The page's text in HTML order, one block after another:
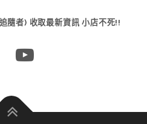
隨者) 收取最新資訊 小店不死!!